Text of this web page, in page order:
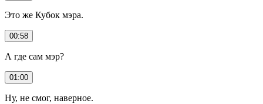
Это же Кубок мэра.
00:58
А где сам мэр?
01:00
Ну, не смог, наверное.